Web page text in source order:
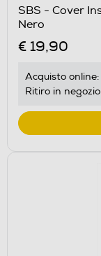
SBS - Cover
Nero
€ 19,90
Acquisto online:
Ritiro in